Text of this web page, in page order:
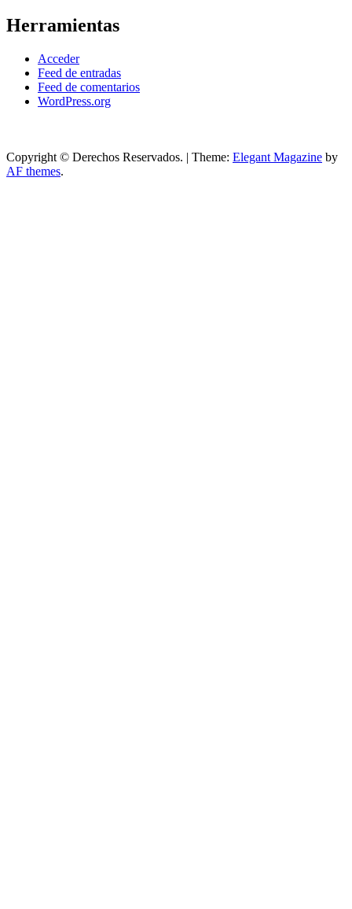
Herramientas
Acceder
Feed de entradas
Feed de comentarios
WordPress.org
Copyright © Derechos Reservados. | Theme: Elegant Magazine by
AF themes.